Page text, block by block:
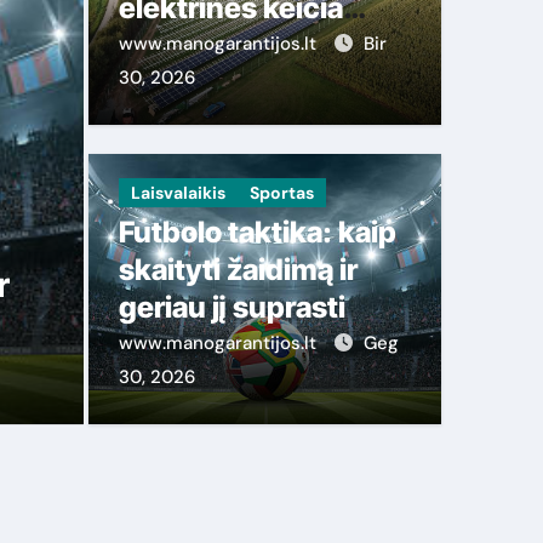
geriausią mobiliojo ryšio
praktinis vadovas
Geg 11, 2026
elektrinės keičia
mažų miestelių
ekonomiką ir
gyventojų sąskaitas
www.manogarantijos.lt
Bir
30, 2026
Laisvalaikis Sportas
Futbolo taktika: kaip
skaityti žaidimą ir
geriau jį suprasti
www.manogarantijos.lt
Geg
30, 2026